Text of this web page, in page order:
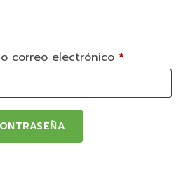
correo electrónico *